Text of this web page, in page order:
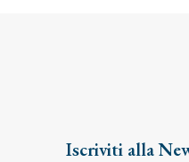
Iscriviti alla